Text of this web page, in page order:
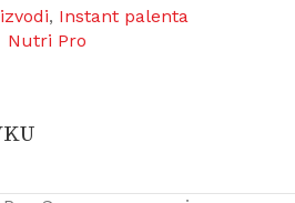
, Instant palenta
Nutri Pro